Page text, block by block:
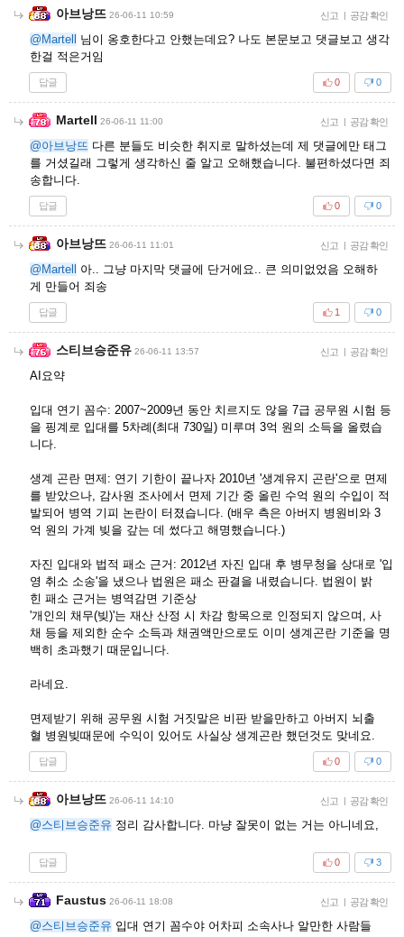
아브낭뜨 26-06-11 10:59 신고 | 공감 확인
@Martell
님이 옹호한다고 안했는데요? 나도 본문보고 댓글보고 생각
한걸 적은거임
답글 0
0
Martell 26-06-11 11:00 신고 | 공감 확인
@아브낭뜨 다른 분들도 비슷한 취지로 말하셨는데 제 댓글에만 태그
를 거셨길래 그렇게 생각하신 줄 알고 오해했습니다. 불편하셨다면 죄
송합니다.
답글 0
0
아브낭뜨 26-06-11 11:01 신고 | 공감 확인
@Martell
아.. 그냥 마지막 댓글에 단거에요.. 큰 의미없었음 오해하
게 만들어 죄송
답글 0
1
스티브승준유 26-06-11 13:57 신고 | 공감 확인
AI요약
입대 연기 꼼수: 2007~2009년 동안 치르지도 않을 7급 공무원 시험 등
을 핑계로 입대를 5차례(최대 730일) 미루며 3억 원의 소득을 올렸습
니다.
생계 곤란 면제: 연기 기한이 끝나자 2010년 '생계유지 곤란'으로 면제
를 받았으나, 감사원 조사에서 면제 기간 중 올린 수억 원의 수입이 적
발되어 병역 기피 논란이 터졌습니다. (배우 측은 아버지 병원비와 3
억 원의 가계 빚을 갚는 데 썼다고 해명했습니다.)
자진 입대와 법적 패소 근거: 2012년 자진 입대 후 병무청을 상대로 '입
영 취소 소송'을 냈으나 법원은 패소 판결을 내렸습니다. 법원이 밝
힌 패소 근거는 병역감면 기준상
'개인의 채무(빚)'는 재산 산정 시 차감 항목으로 인정되지 않으며, 사
채 등을 제외한 순수 소득과 채권액만으로도 이미 생계곤란 기준을 명
백히 초과했기 때문입니다.
라네요.
면제받기 위해 공무원 시험 거짓말은 비판 받을만하고 아버지 뇌출
혈 병원빚때문에 수익이 있어도 사실상 생계곤란 했던것도 맞네요.
답글 0
0
아브낭뜨 26-06-11 14:10 신고 | 공감 확인
@스티브승준유 정리 감사합니다. 마냥 잘못이 없는 거는 아니네요,
답글 3
0
Faustus 26-06-11 18:08 신고 | 공감 확인
@스티브승준유 입대 연기 꼼수야 어차피 소속사나 알만한 사람들